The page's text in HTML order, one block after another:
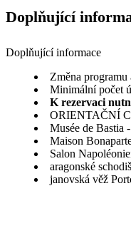
Doplňující
Doplňující informace
Změna programu
Minimální počet
K rezervaci
ORIENTAČNÍ
Musée de Bastia
Maison
Salon
aragonské
janovská věž